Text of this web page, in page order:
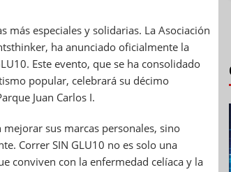
más especiales y solidarias. La Asociación
ha anunciado oficialmente la
Este evento, que se ha consolidado
popular, celebrará su décimo
Juan Carlos I.
sus marcas personales, sino
Correr SIN GLU10 no es solo una
conviven con la enfermedad celíaca y la